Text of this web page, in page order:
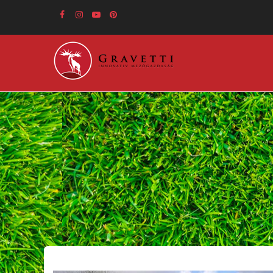
tartalomra